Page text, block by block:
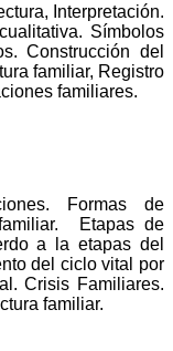
Interpretación.
Símbolos
Construcción del
familiar, Registro
familiares.
Formas de
Etapas de
a la etapas del
del ciclo vital por
Crisis Familiares.
familiar.